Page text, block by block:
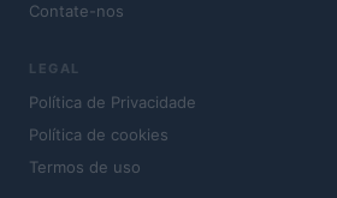
Contate-nos
LEGAL
Política de Privacidade
Política de cookies
Termos de uso